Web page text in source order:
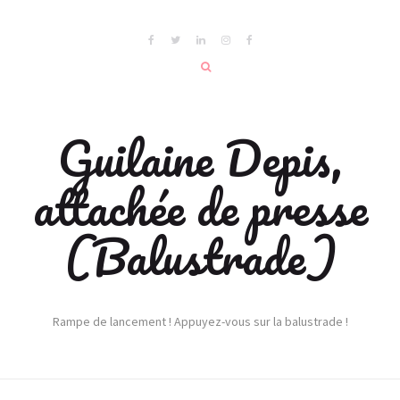
Guilaine Depis,
attachée de presse
(Balustrade)
Rampe de lancement ! Appuyez-vous sur la balustrade !